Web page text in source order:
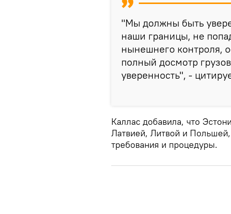
"Мы должны быть
наши границы, не
нынешнего контроля,
полный досмотр
уверенность", -
Каллас добавила, что
Латвией, Литвой и
требования и процедуры.